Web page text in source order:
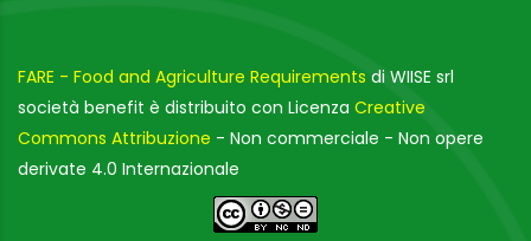
FARE - Food and Agriculture Requirements di WIISE srl
società benefit è distribuito con Licenza Creative
Commons Attribuzione - Non commerciale - Non opere
derivate 4.0 Internazionale